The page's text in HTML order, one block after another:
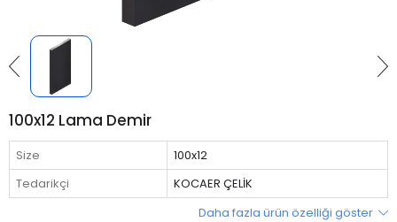
100x12 Lama Demir
Size
100x12
Tedarikçi
KOCAER ÇELİK
Daha fazla ürün özelliği göster